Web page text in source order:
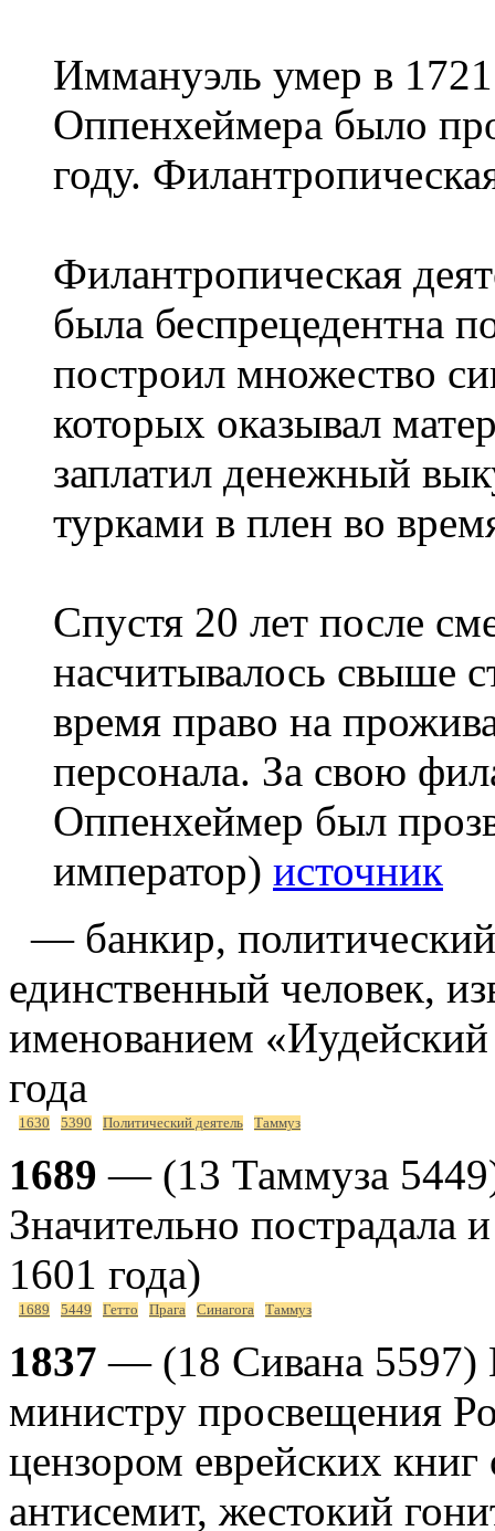
Иммануэль умер в
Оппенхеймера было
году.
Филантропическая
была беспрецедентна
построил множество
которых оказывал
заплатил денежный
турками в плен во
Спустя 20 лет после
насчитывалось свыше
время право на
персонала. За свою
Оппенхеймер был
император) источник
— банкир,
единственный человек,
именованием
года
1630 5390 Политический деятель Таммуз
1689 — (13 Таммуза
Значительно пострадала
1601 года)
1689 5449 Гетто Прага Синагога Таммуз
1837 — (18 Сивана 5597)
министру просвещения
цензором еврейских
антисемит, жестокий